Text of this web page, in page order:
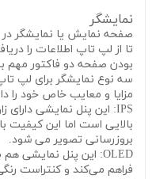
نمایشگر
صفحه نمایش یا نمایشگر
تا از لپ تاپ اطلاعات را
بودن صفحه دو فاکتور مهم
سه نوع نمایشگر برای لپ
مزایا و معایب خاص خود را
بالایی است اما این کیفیت
بروزرسانی تصویر می‌ شود.
فراهم می‌کند و کنتراست